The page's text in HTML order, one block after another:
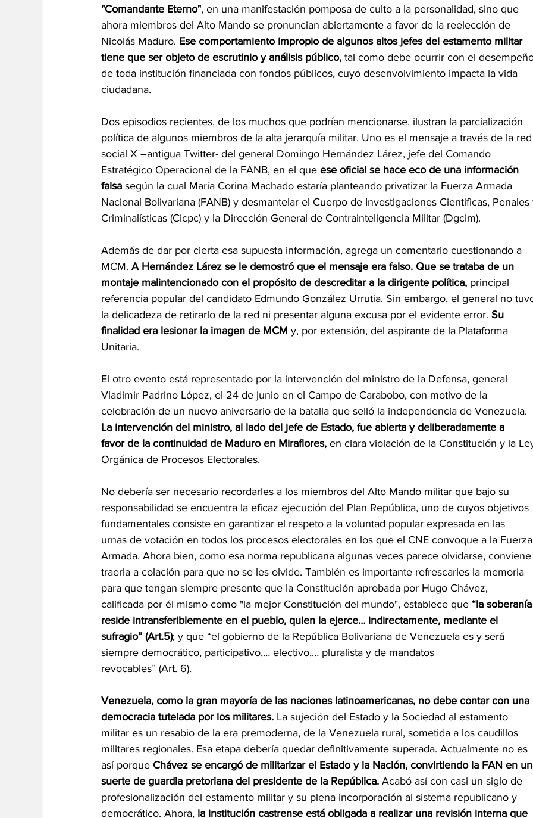
"Comandante Eterno", en una manifestación pomposa de culto a la personalidad, sino que
ahora miembros del Alto Mando se pronuncian abiertamente a favor de la reelección de
Nicolás Maduro. Ese comportamiento impropio de algunos altos jefes del estamento militar
tiene que ser objeto de escrutinio y análisis público, tal como debe ocurrir con el
de toda institución financiada con fondos públicos, cuyo desenvolvimiento impacta la vida
ciudadana.
Dos episodios recientes, de los muchos que podrían mencionarse, ilustran la parcialización
política de algunos miembros de la alta jerarquía militar. Uno es el mensaje a través de la
social X –antigua Twitter- del general Domingo Hernández Lárez, jefe del Comando
Estratégico Operacional de la FANB, en el que ese oficial se hace eco de una información
falsa según la cual María Corina Machado estaría planteando privatizar la Fuerza Armada
Nacional Bolivariana (FANB) y desmantelar el Cuerpo de Investigaciones Científicas,
Criminalísticas (Cicpc) y la Dirección General de Contrainteligencia Militar (Dgcim).
Además de dar por cierta esa supuesta información, agrega un comentario cuestionando a
MCM. A Hernández Lárez se le demostró que el mensaje era falso. Que se trataba de un
montaje malintencionado con el propósito de descreditar a la dirigente política, principal
referencia popular del candidato Edmundo González Urrutia. Sin embargo, el general no
la delicadeza de retirarlo de la red ni presentar alguna excusa por el evidente error. Su
finalidad era lesionar la imagen de MCM y, por extensión, del aspirante de la Plataforma
Unitaria.
El otro evento está representado por la intervención del ministro de la Defensa, general
Vladimir Padrino López, el 24 de junio en el Campo de Carabobo, con motivo de la
celebración de un nuevo aniversario de la batalla que selló la independencia de Venezuela.
La intervención del ministro, al lado del jefe de Estado, fue abierta y deliberadamente a
favor de la continuidad de Maduro en Miraflores, en clara violación de la Constitución y la
Orgánica de Procesos Electorales.
No debería ser necesario recordarles a los miembros del Alto Mando militar que bajo su
responsabilidad se encuentra la eficaz ejecución del Plan República, uno de cuyos objetivos
fundamentales consiste en garantizar el respeto a la voluntad popular expresada en las
urnas de votación en todos los procesos electorales en los que el CNE convoque a la
Armada. Ahora bien, como esa norma republicana algunas veces parece olvidarse,
traerla a colación para que no se les olvide. También es importante refrescarles la memoria
para que tengan siempre presente que la Constitución aprobada por Hugo Chávez,
calificada por él mismo como "la mejor Constitución del mundo", establece que “la
reside intransferiblemente en el pueblo, quien la ejerce… indirectamente, mediante el
sufragio” (Art.5); y que “el gobierno de la República Bolivariana de Venezuela es y será
siempre democrático, participativo,… electivo,… pluralista y de mandatos
revocables” (Art. 6).
Venezuela, como la gran mayoría de las naciones latinoamericanas, no debe contar con una
democracia tutelada por los militares. La sujeción del Estado y la Sociedad al estamento
militar es un resabio de la era premoderna, de la Venezuela rural, sometida a los caudillos
militares regionales. Esa etapa debería quedar definitivamente superada. Actualmente no es
así porque Chávez se encargó de militarizar el Estado y la Nación, convirtiendo la FAN en
suerte de guardia pretoriana del presidente de la República. Acabó así con casi un siglo de
profesionalización del estamento militar y su plena incorporación al sistema republicano y
democrático. Ahora, la institución castrense está obligada a realizar una revisión interna que